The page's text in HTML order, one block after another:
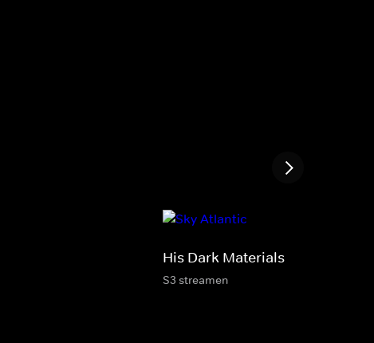
His Dark Materials
S3 streamen